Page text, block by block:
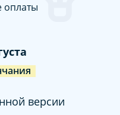
оплаты
версии